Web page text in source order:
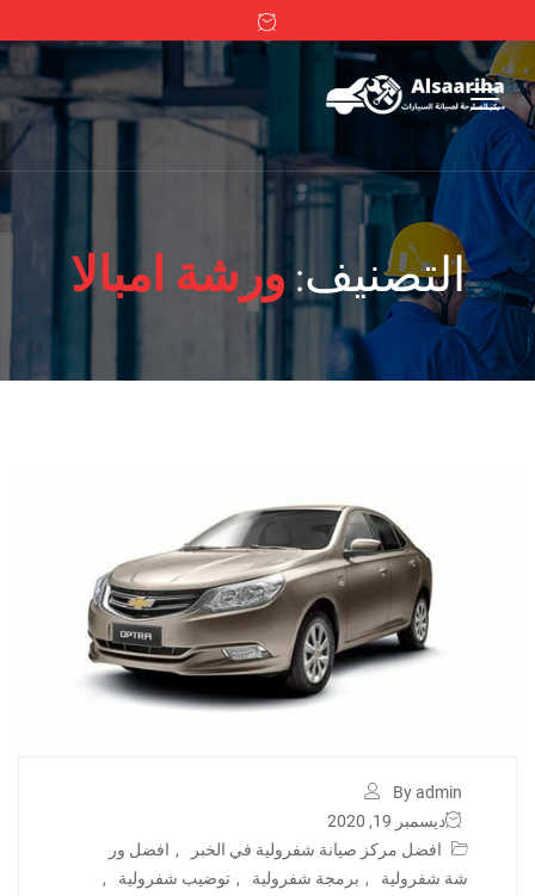
التصنيف: ورشة امبالا
By admin
ديسمبر 19, 2020
افضل مركز صيانة شفرولية في الخبر
, افضل ور
شة شفرولية
, برمجة شفرولية , توضيب شفرولية
,